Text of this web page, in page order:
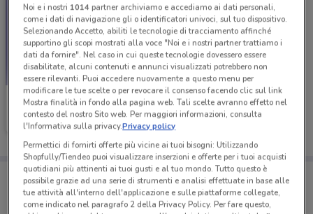
Primigi
Scade il 19/05 766 m
Porta DoveConviene sempre con te!
Puoi trovare le migliori offerte dei negozi vicino a te,
salvarle e creare la tua lista del risparmio, comodamente
dal tuo cellulare.
Noi e i nostri 1014partner archiviamo e accediamo ai dati personali,
come i dati di navigazione gli o identificatori univoci, sul tuo dispositivo.
Selezionando Accetto, abiliti le tecnologie di tracciamento affinché
supportino gli scopi mostrati alla voce "Noi e i nostri partner trattiamo i
dati da fornire". Nel caso in cui queste tecnologie dovessero essere
disabilitate, alcuni contenuti e annunci visualizzati potrebbero non
essere rilevanti. Puoi accedere nuovamente a questo menu per
modificare le tue scelte o per revocare il consenso facendo clic sul link
Mostra finalità in fondo alla pagina web. Tali scelte avranno effetto nel
contesto del nostro Sito web. Per maggiori informazioni, consulta
l'Informativa sulla privacy.Privacy policy
Permettici di fornirti offerte più vicine ai tuoi bisogni: Utilizzando
Shopfully/Tiendeo puoi visualizzare inserzioni e offerte per i tuoi acquisti
quotidiani più attinenti ai tuoi gusti e al tuo mondo. Tutto questo è
possibile grazie ad una serie di strumenti e analisi effettuate in base alle
tue attività all'interno dell'applicazione e sulle piattaforme collegate,
come indicato nel paragrafo 2 della Privacy Policy. Per fare questo,